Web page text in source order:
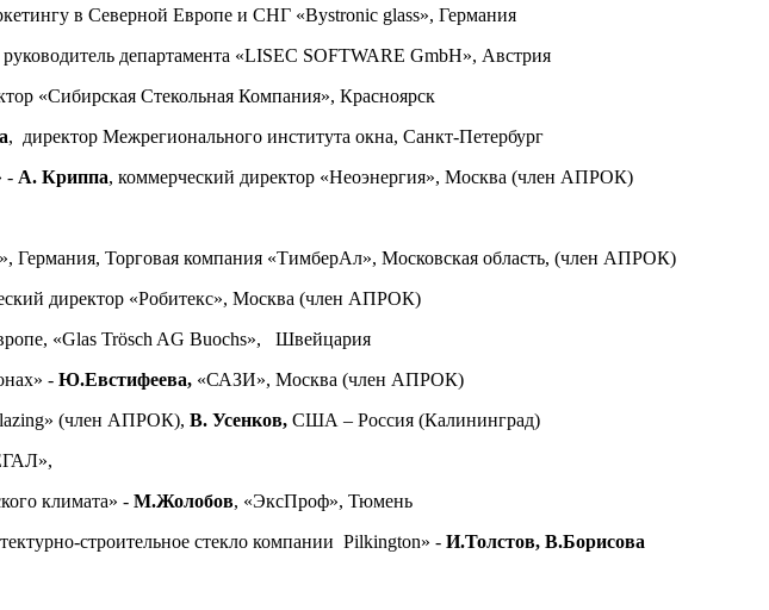
в Северной Европе и СНГ «Bystronic glass», Германия
руководитель департамента «LISEC SOFTWARE GmbH», Австрия
«Сибирская Стекольная Компания», Красноярск
, директор Межрегионального института окна, Санкт-Петербург
- А. Криппа, коммерческий директор «Неоэнергия», Москва (член АПРОК)
Германия, Торговая компания «ТимберАл», Московская область, (член АПРОК)
директор «Робитекс», Москва (член АПРОК)
«Glas Trösch AG Buochs», Швейцария
- Ю.Евстифеева, «САЗИ», Москва (член АПРОК)
(член АПРОК), В. Усенков, США – Россия (Калининград)
климата» - М.Жолобов, «ЭксПроф», Тюмень
строительное стекло компании Pilkington» - И.Толстов, В.Борисова